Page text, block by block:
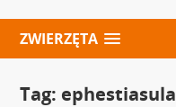
ZWIERZĘTA
Tag: ephestiasula